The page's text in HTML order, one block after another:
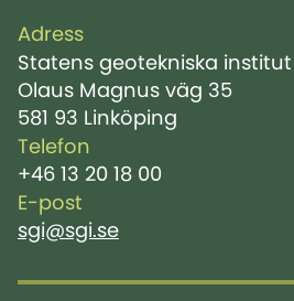
Adress
Statens geotekniska institut
Olaus Magnus väg 35
581 93 Linköping
Telefon
+46 13 20 18 00
E-post
sgi@sgi.se